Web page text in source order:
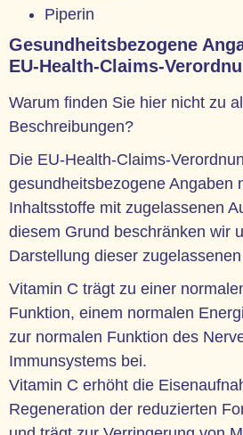
Piperin
Gesundheitsbezogene
EU-Health-Claims-
Warum finden Sie hier nicht zu
Beschreibungen?
Die EU-Health-Claims-
gesundheitsbezogene Angaben
Inhaltsstoffe mit zugelassenen
diesem Grund beschränken wir
Darstellung dieser
Vitamin C trägt zu einer
Funktion, einem normalen
zur normalen Funktion des
Immunsystems bei.
Vitamin C erhöht die
Regeneration der reduzierten